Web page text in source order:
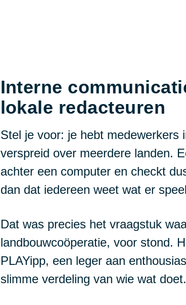
Interne
lokale redacteuren
Stel je voor: je hebt medewerkers
verspreid over meerdere landen.
achter een computer en checkt
dan dat iedereen weet wat er
Dat was precies het vraagstuk
landbouwcoöperatie, voor stond.
PLAYipp, een leger aan
slimme verdeling van wie wat doet.